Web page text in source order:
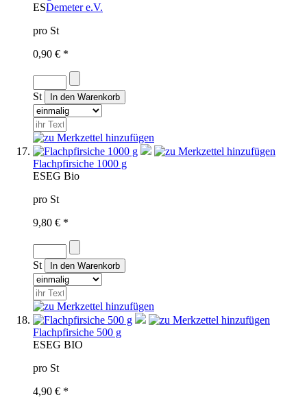
ESDemeter e.V.
pro St
0,90 € *
St
Flachpfirsiche 1000 g
ESEG Bio
pro St
9,80 € *
St
Flachpfirsiche 500 g
ESEG BIO
pro St
4,90 € *